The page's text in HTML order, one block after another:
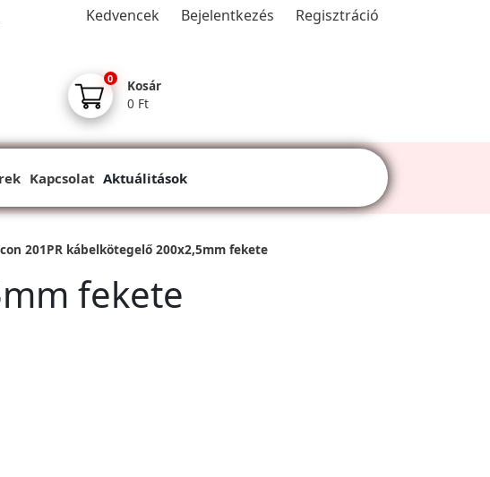
Kedvencek Bejelentkezés Regisztráció
0
Kosár
0 Ft
Kapcsolat Aktuálitások
201PR kábelkötegelő 200x2,5mm fekete
fekete